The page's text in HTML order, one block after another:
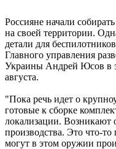
Россияне начали
на своей территории.
детали для
Главного управления
Украины Андрей Юсов в
августа.
"Пока речь идет о
готовые к сборке
локализации. Возникают
производства. Это что-
могут в этом оружии